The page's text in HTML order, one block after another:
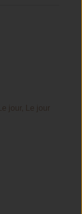
Le jour, Le jour